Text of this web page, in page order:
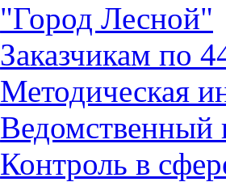
"Город Лесной"
Заказчикам по
Методическая
Ведомственный
Контроль в